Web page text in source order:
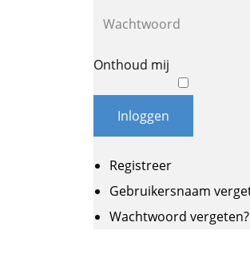
Onthoud mij
Inloggen
Registreer
Gebruikersnaam
Wachtwoord vergeten?